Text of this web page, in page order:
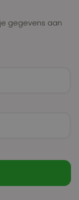
gegevens aan